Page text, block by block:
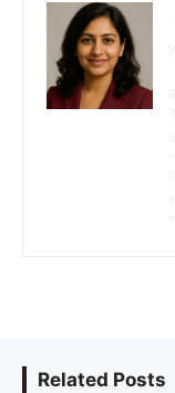
Related Posts